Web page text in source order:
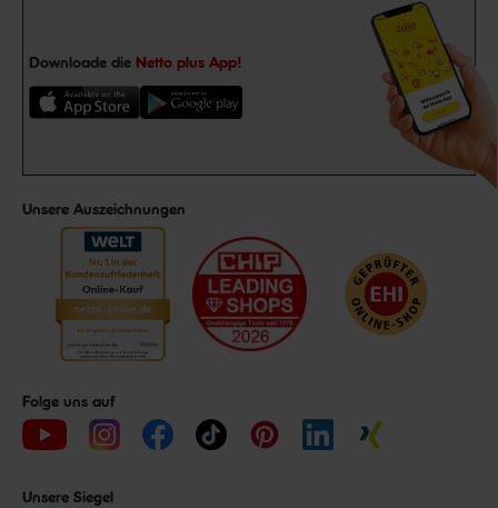
Downloade die Netto plus App!
Unsere Auszeichnungen
Folge uns auf
Unsere Siegel